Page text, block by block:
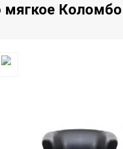
мягкое